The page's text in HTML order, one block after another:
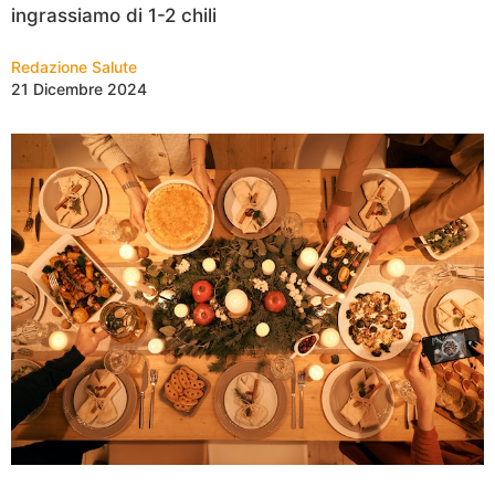
ingrassiamo di 1-2 chili
Redazione Salute
21 Dicembre 2024